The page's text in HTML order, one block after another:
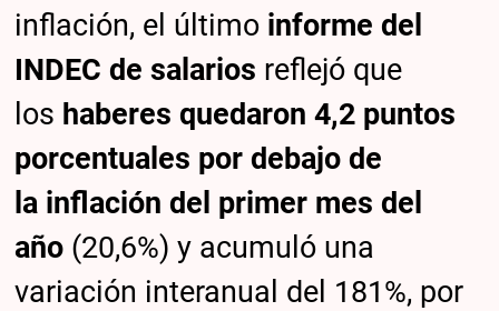
inflación, el último informe del
INDEC de salarios reflejó que
los haberes quedaron 4,2 puntos
porcentuales por debajo de
la inflación del primer mes del
año (20,6%) y acumuló una
variación interanual del 181%, por